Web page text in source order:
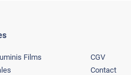
Films
CGV
Contact